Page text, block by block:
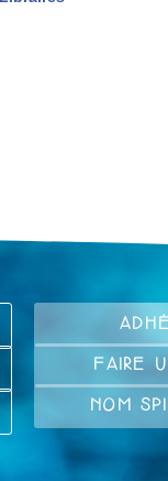
FAIRE
NOM